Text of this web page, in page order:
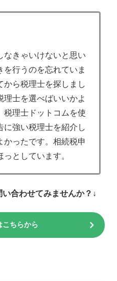
なきゃいけないと思い
を行うのを忘れていま
から税理士を探しまし
理士を選べばいいかよ
税理士ドットコムを使
に強い税理士を紹介し
かったです。相続税申
としています。
合わせてみませんか？↓
こちらから